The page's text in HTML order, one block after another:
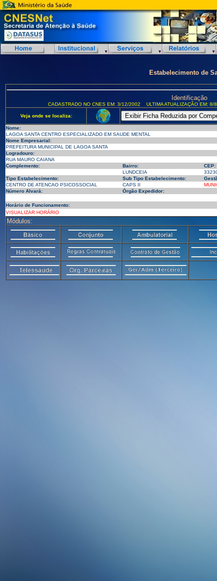
Estabelecimento de
Identificação
CADASTRADO NO CNES EM: 3/12/2002 ULTIMA ATUALIZAÇÃO EM:
Veja onde se localiza:
Nome:
LAGOA SANTA CENTRO ESPECIALIZADO EM SAUDE MENTAL
Nome Empresarial:
PREFEITURA MUNICIPAL DE LAGOA SANTA
Logradouro:
RUA MAURO CAIANA
Complemento:
Bairro:
CEP:
LUNDCEIA
Tipo Estabelecimento:
Sub Tipo Estabelecimento:
CENTRO DE ATENCAO PSICOSSOCIAL
CAPS II
Número Alvará:
Órgão Expedidor:
Horário de Funcionamento:
VISUALIZAR HORÁRIO
Módulos: